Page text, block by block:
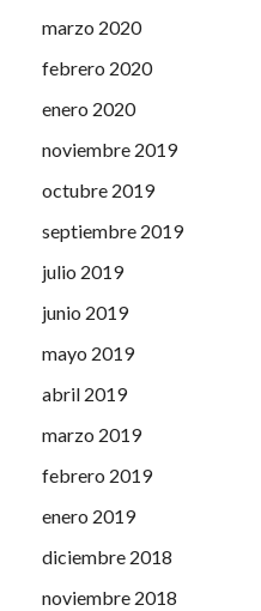
marzo 2020
febrero 2020
enero 2020
noviembre 2019
octubre 2019
septiembre 2019
julio 2019
junio 2019
mayo 2019
abril 2019
marzo 2019
febrero 2019
enero 2019
diciembre 2018
noviembre 2018